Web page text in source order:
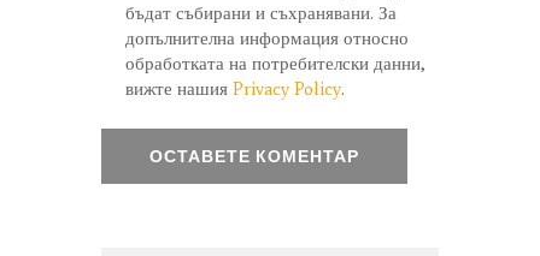
бъдат събирани и съхранявани. За
допълнителна информация относно
обработката на потребителски данни,
вижте нашияPrivacy Policy.